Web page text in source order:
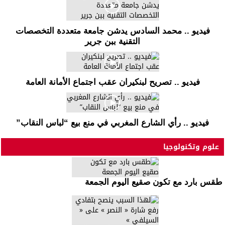
فيديو .. محمد السادس يدشن جامعة متعددة التخصصات
التقنية ببن جرير
فيديو .. تصريح لبنكيران عقب اجتماع الأمانة العامة
فيديو .. رأي الشارع المغربي في منع بيع “لباس النقاب”
علوم وتكنولوجيا
طقس بارد مع تكون صقيع اليوم الجمعة